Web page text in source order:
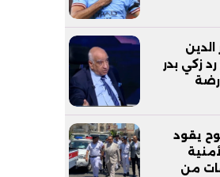
الدين
زكي بدر
يقود
من